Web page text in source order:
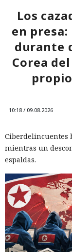
12:16 / 09.08.2026
Por $3.000 al
plataforma "llave
Los esquemas
habilidades y un
partir de servicios
Los
en
durante
Corea
10:18 / 09.08.2026
Ciberdelincuentes
mientras un
espaldas.